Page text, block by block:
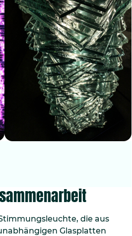
die aus
Glasplatten